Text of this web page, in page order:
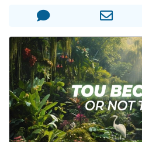
Ariel vient de
Nathaniel vient
6 personnes viennent de faire